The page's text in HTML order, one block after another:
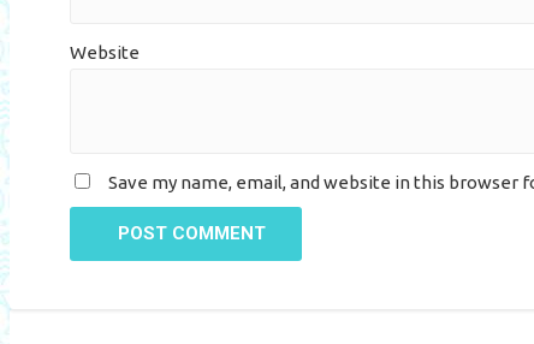
Website
Save my name, email, and website in this browser
POST COMMENT